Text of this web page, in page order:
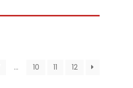
… 10 11 12